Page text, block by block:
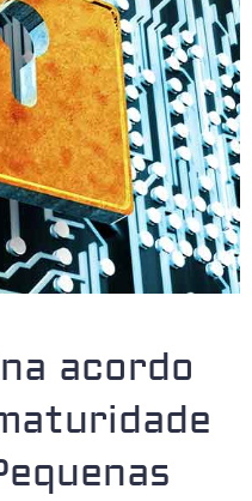
acordo